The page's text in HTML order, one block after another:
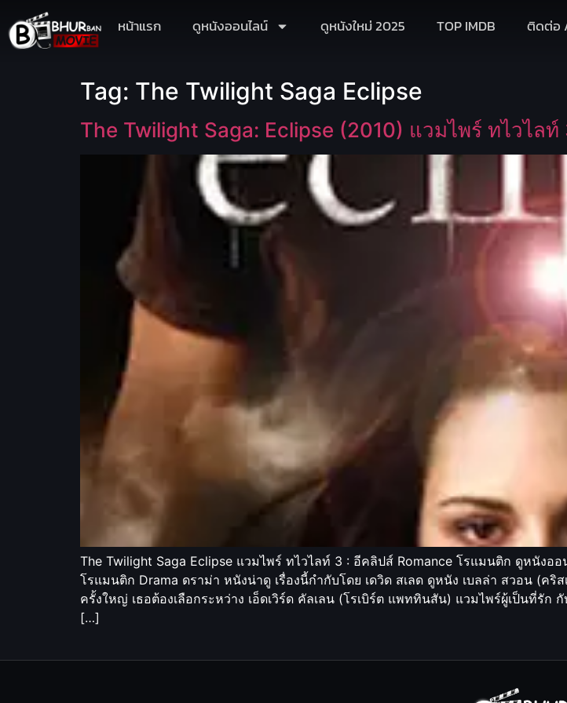
หน้าแรก ดูหนังออนไลน์ ดูหนังใหม่ 2025 TOP IMDB ติดต่อ
Tag: The Twilight Saga Eclipse
The Twilight Saga: Eclipse (2010) แวมไพร์ ทไวไล
The Twilight Saga Eclipse แวมไพร์ ทไวไลท์ 3 : อีคลิปส์ Romance โรแมนติก ดูหนัง
โรแมนติก Drama ดราม่า หนังน่าดู เรื่องนี้กำกับโดย เดวิด สเลด ดูหนัง เบลล่า สวอน (ค
ครั้งใหญ่ เธอต้องเลือกระหว่าง เอ็ดเวิร์ด คัลเลน (โรเบิร์ต แพททินสัน) แวมไพร์ผู้เป็นที่รัก
[…]